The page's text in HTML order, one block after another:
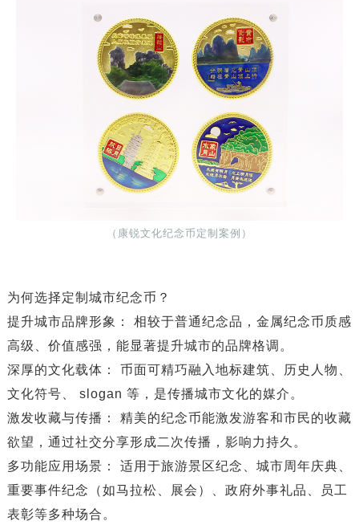
（康锐文化纪念币定制案例）
为何选择定制城市纪念币？
​​提升城市品牌形象：​​ 相较于普通纪念品，金属纪念币质感
高级、价值感强，能显著提升城市的品牌格调。
​​深厚的文化载体：​​ 币面可精巧融入地标建筑、历史人物、
文化符号、 slogan 等，是传播城市文化的媒介。
​​激发收藏与传播：​​ 精美的纪念币能激发游客和市民的收藏
欲望，通过社交分享形成二次传播，影响力持久。
​​多功能应用场景：​​ 适用于​​旅游景区纪念​​、​​城市周年庆典​​、​​
重要事件纪念​​（如马拉松、展会）、​​政府外事礼品​​、​​员工
表彰​​等多种场合。